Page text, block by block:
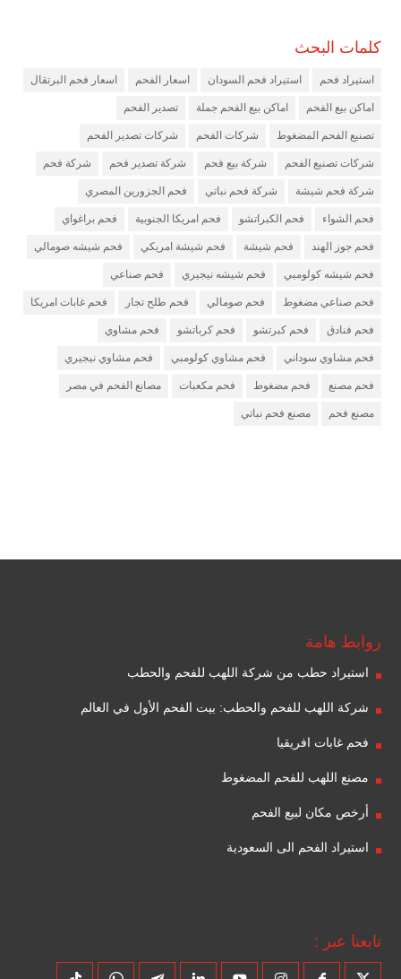
كلمات البحث
استيراد فحم استيراد فحم السودان اسعار الفحم اسعار فحم البرتقال
اماكن بيع الفحم اماكن بيع الفحم جملة تصدير الفحم
تصنيع الفحم المضغوط شركات الفحم شركات تصدير الفحم
شركات تصنيع الفحم شركة بيع فحم شركة تصدير فحم شركة فحم
شركة فحم شيشة شركة فحم نباتي فحم الجزورين المصري
فحم الشواء فحم الكبراتشو فحم امريكا الجنوبية فحم براغواي
فحم جوز الهند فحم شيشة فحم شيشة امريكي فحم شيشه صومالي
فحم شيشه كولومبي فحم شيشه نيجيري فحم صناعي
فحم صناعي مضغوط فحم صومالي فحم طلح تجار فحم غابات امريكا
فحم فنادق فحم كبرتشو فحم كرباتشو فحم مشاوي
فحم مشاوي سوداني فحم مشاوي كولومبي فحم مشاوي نيجيري
فحم مصنع فحم مضغوط فحم مكعبات مصانع الفحم في مصر
مصنع فحم مصنع فحم نباتي
روابط هامة
استيراد حطب من شركة اللهب للفحم والحطب
شركة اللهب للفحم والحطب: بيت الفحم الأول في العالم
فحم غابات افريقيا
مصنع اللهب للفحم المضغوط
أرخص مكان لبيع الفحم
استيراد الفحم الى السعودية
تابعنا عبر :